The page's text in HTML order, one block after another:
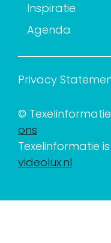
Inspiratie
Agenda
Privacy
©
ons
Texelinformatie
videolux.nl